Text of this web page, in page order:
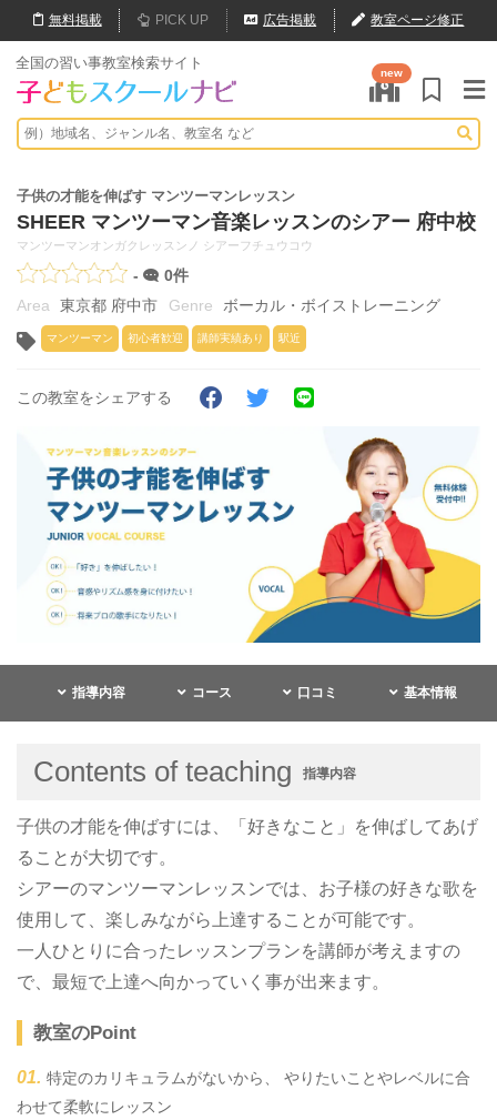
無料掲載 PICK UP 広告掲載 教室ページ修正
全国の習い事教室検索サイト
new
子供の才能を伸ばす マンツーマンレッスン
SHEER マンツーマン音楽レッスンのシアー 府中校
マンツーマンオンガクレッスンノ シアーフチュウコウ
-
0件
東京都 府中市
ボーカル・ボイストレーニング
マンツーマン 初心者歓迎 講師実績あり 駅近
この教室をシェアする
指導内容 コース 口コミ 基本情報
Contents of teaching 指導内容
子供の才能を伸ばすには、「好きなこと」を伸ばしてあげ
ることが大切です。
シアーのマンツーマンレッスンでは、お子様の好きな歌を
使用して、楽しみながら上達することが可能です。
一人ひとりに合ったレッスンプランを講師が考えますの
で、最短で上達へ向かっていく事が出来ます。
教室のPoint
特定のカリキュラムがないから、 やりたいことやレベルに合
わせて柔軟にレッスン